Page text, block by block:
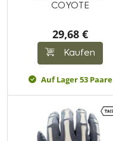
COYOTE
29,68 €
Kaufen
Auf Lager 53 Paare